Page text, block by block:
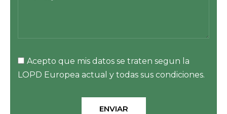
Acepto que mis datos se traten segun la
LOPD Europea actual y todas sus condiciones.
ENVIAR